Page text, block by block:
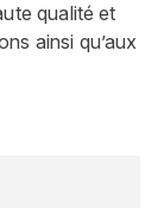
qualité et
ainsi qu’aux